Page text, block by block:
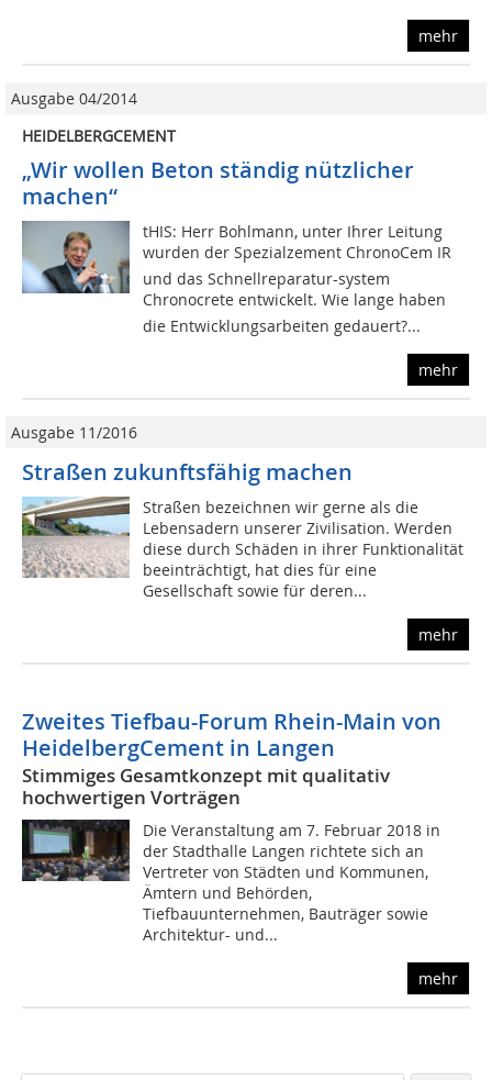
mehr
Ausgabe 04/2014
HEIDELBERGCEMENT
„Wir wollen Beton ständig nützlicher
machen“
tHIS: Herr Bohlmann, unter Ihrer Leitung
wurden der Spezialzement ChronoCem IR
und das Schnellreparatur-system
Chronocrete entwickelt. Wie lange haben
die Entwicklungsarbeiten gedauert?...
mehr
Ausgabe 11/2016
Straßen zukunftsfähig machen
Straßen bezeichnen wir gerne als die
Lebensadern unserer Zivilisation. Werden
diese durch Schäden in ihrer Funktionalität
beeinträchtigt, hat dies für eine
Gesellschaft sowie für deren...
mehr
Zweites Tiefbau-Forum Rhein-Main von
HeidelbergCement in Langen
Stimmiges Gesamtkonzept mit qualitativ
hochwertigen Vorträgen
Die Veranstaltung am 7. Februar 2018 in
der Stadthalle Langen richtete sich an
Vertreter von Städten und Kommunen,
Ämtern und Behörden,
Tiefbauunternehmen, Bauträger sowie
Architektur- und...
mehr